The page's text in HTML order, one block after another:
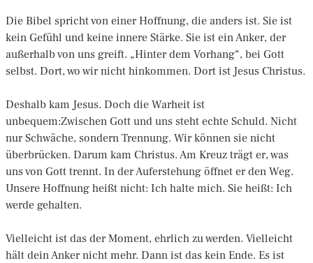
Die Bibel spricht von einer Hoffnung, die anders ist. Sie ist
kein Gefühl und keine innere Stärke. Sie ist ein Anker, der
außerhalb von uns greift. „Hinter dem Vorhang“, bei Gott
selbst. Dort, wo wir nicht hinkommen. Dort ist Jesus Christus.
Deshalb kam Jesus. Doch die Warheit ist
unbequem:Zwischen Gott und uns steht echte Schuld. Nicht
nur Schwäche, sondern Trennung. Wir können sie nicht
überbrücken. Darum kam Christus. Am Kreuz trägt er, was
uns von Gott trennt. In der Auferstehung öffnet er den Weg.
Unsere Hoffnung heißt nicht: Ich halte mich. Sie heißt: Ich
werde gehalten.
Vielleicht ist das der Moment, ehrlich zu werden. Vielleicht
hält dein Anker nicht mehr. Dann ist das kein Ende. Es ist